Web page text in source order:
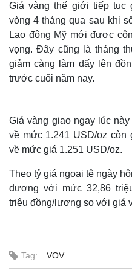
Giá vàng thế giới tiếp tục
vòng 4 tháng qua sau khi
Lao động Mỹ mới được
vọng. Đây cũng là tháng
giảm càng làm dấy lên
trước cuối năm nay.
Giá vàng giao ngay lúc
về mức 1.241 USD/oz còn
về mức giá 1.251 USD/oz.
Theo tỷ giá ngoại tệ ngày
đương với mức 32,86
triệu đồng/lượng so với giá
Tag: VOV